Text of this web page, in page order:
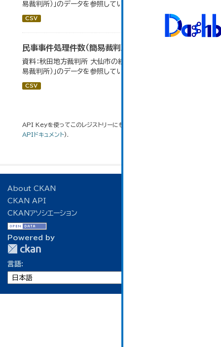
易裁判所）」のデータを参照しています。
CSV
民事事件処理件数（簡易裁判所）
資料：秋田地方裁判所 大仙市の統計「12-14 民事事件（簡
易裁判所）」のデータを参照しています。
CSV
API Keyを使ってこのレジストリーにもアクセス可能です
APIドキュメント).
About CKAN
CKAN API
CKANアソシエーション
Powered by
言語